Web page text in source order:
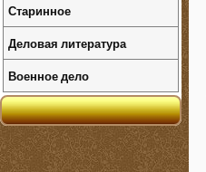
Старинное
Деловая литература
Военное дело